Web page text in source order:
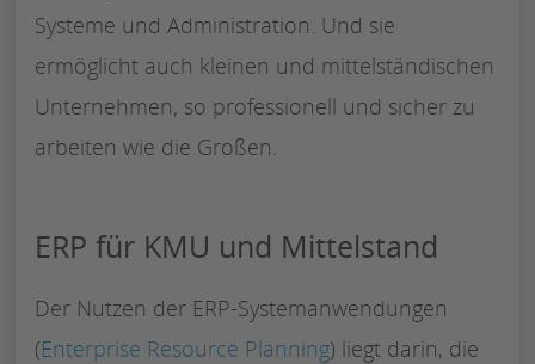
Systeme und Administration. Und sie
ermöglicht auch kleinen und mittelständischen
Unternehmen, so professionell und sicher zu
arbeiten wie die Großen.
ERP für KMU und Mittelstand
Der Nutzen der ERP-Systemanwendungen
(Enterprise Resource Planning) liegt darin, die